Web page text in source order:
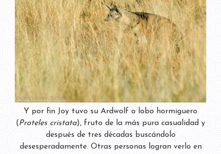
Y por fin Joy tuvo su Ardwolf o lobo hormiguero
(Proteles cristata), fruto de la más pura casualidad y
después de tres décadas buscándolo
desesperadamente. Otras personas logran verlo en